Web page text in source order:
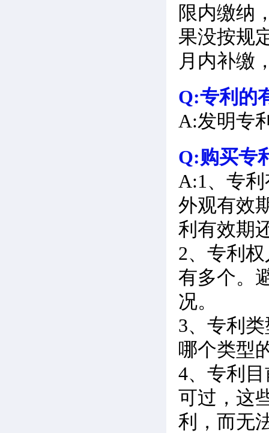
限内缴纳
果没按规
月内补缴
Q:专利的
A:发明专
Q:购买专
A:1、专
外观有效
利有效期
2、专利
有多个。
况。
3、专利
哪个类型
4、专利
可过，这
利，而无